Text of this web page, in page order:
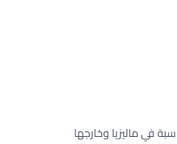
في ماليزيا وخارجها